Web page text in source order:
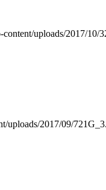
uploads/2017/10/
uploads/2017/09/